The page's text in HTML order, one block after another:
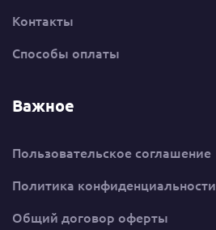
Контакты
Способы оплаты
Важное
Пользовательское соглашение
Политика конфиденциальности
Общий договор оферты